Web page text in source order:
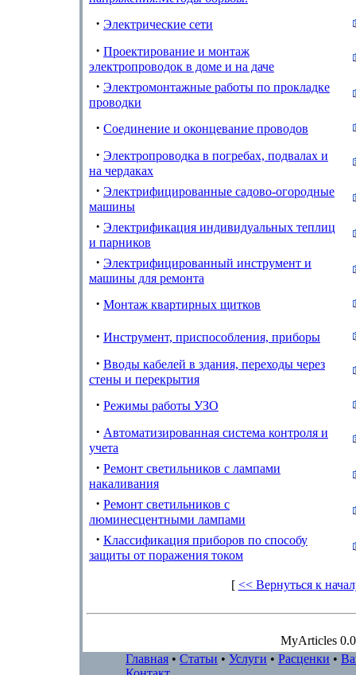
· Электрические сети
· Проектирование и монтаж
электропроводок в доме и на даче
· Электромонтажные работы по прокладке
проводки
· Соединение и оконцевание проводов
· Электропроводка в погребах, подвалах и
на чердаках
· Электрифицированные садово-огородные
машины
· Электрификация индивидуальных теплиц
и парников
· Электрифицированный инструмент и
машины для ремонта
· Монтаж квартирных щитков
· Инструмент, приспособления, приборы
· Вводы кабелей в здания, переходы через
стены и перекрытия
· Режимы работы УЗО
· Автоматизированная система контроля и
учета
· Ремонт светильников с лампами
накаливания
· Ремонт светильников с
люминесцентными лампами
· Классификация приборов по способу
защиты от поражения током
[ << Вернуться к
MyArticles
Главная • Статьи • Услуги • Расценки •